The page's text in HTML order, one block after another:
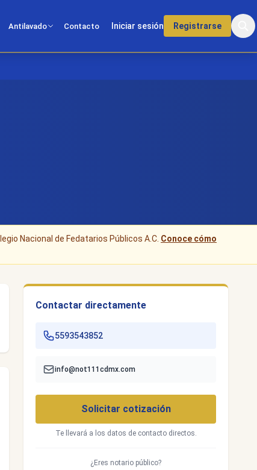
Antilavado Contacto Iniciar sesión Registrarse
Nacional de Fedatarios Públicos A.C. Conoce cómo
Contactar directamente
5593543852
info@not111cdmx.com
Solicitar cotización
Te llevará a los datos de contacto directos.
¿Eres notario público?